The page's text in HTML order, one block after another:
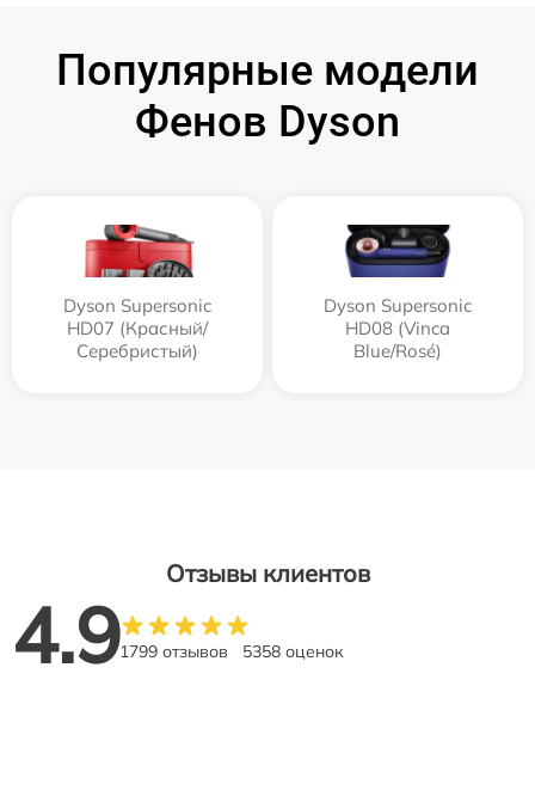
Популярные модели
Фенов Dyson
Dyson Supersonic
HD07 (Красный/
Серебристый)
Dyson Supersonic
HD08 (Vinca
Blue/Rosé)
Отзывы клиентов
4.91799 отзывов 5358 оценок